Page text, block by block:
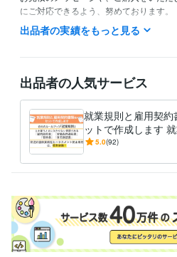
にご対応できるよう、努めております。
（平日でしたら、3時間以内にはご対応
曜・日曜・祝日は定休日のため、ご対応
とがございます。ご了承のほど、お願い
出品サービスが「満枠対応中」の場合は
経験職種
士業・専門職 / 社会保険労務士
ライフスタイル・その他 / その他 経
あさひ社労士オフィス 2014年8月 ~ 現
セブンイレブン前橋元総社町北店
資格・検定
出品者の実績をもっと見る
出品者の人気サービス
就業規則と雇用契約
ットで作成します
と雇用契約書類で、
5.0(92)